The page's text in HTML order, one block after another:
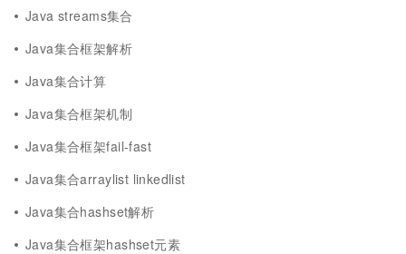
Java streams集合
Java集合框架解析
Java集合计算
Java集合框架机制
Java集合框架fail-fast
Java集合arraylist linkedlist
Java集合hashset解析
Java集合框架hashset元素